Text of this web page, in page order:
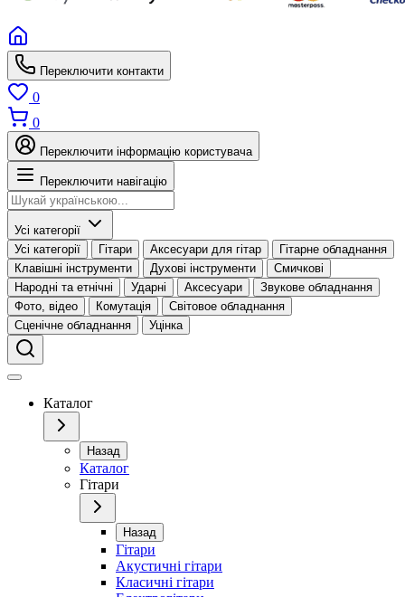
Переключити контакти
0
0
Переключити інформацію користувача
Переключити навігацію
Усі категорії
Усі категорії
Гітари Аксесуари для гітар
Гітарне обладнання
Клавішні інструменти
Духові інструменти
Смичкові
Народні та етнічні
Ударні Аксесуари
Звукове обладнання
Фото, відео
Комутація
Світовое обладнання
Сценічне обладнання
Уцінка
Каталог
Назад
Каталог
Гітари
Назад
Гітари
Акустичні гітари
Класичні гітари